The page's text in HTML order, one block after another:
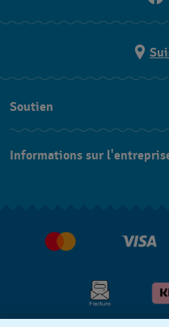
Soutien
Conditions de vente
Renoncer au contrat
Informations sur